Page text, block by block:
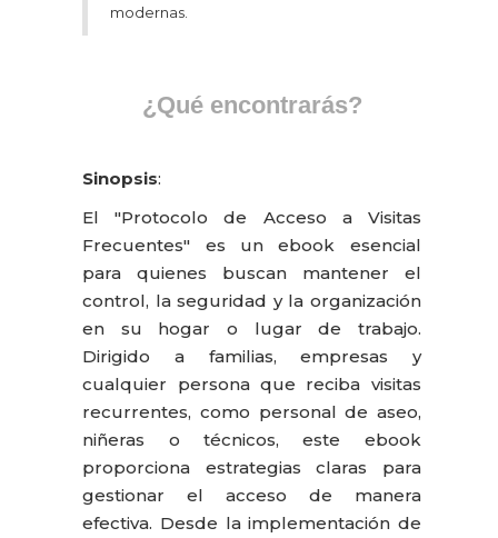
modernas.
¿Qué encontrarás?
Sinopsis:
El "Protocolo de Acceso a Visitas
Frecuentes" es un ebook esencial
para quienes buscan mantener el
control, la seguridad y la organización
en su hogar o lugar de trabajo.
Dirigido a familias, empresas y
cualquier persona que reciba visitas
recurrentes, como personal de aseo,
niñeras o técnicos, este ebook
proporciona estrategias claras para
gestionar el acceso de manera
efectiva. Desde la implementación de